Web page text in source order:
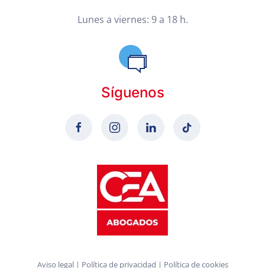
Lunes a viernes: 9 a 18 h.
Síguenos
Aviso legal| Política de privacidad | Política de cookies